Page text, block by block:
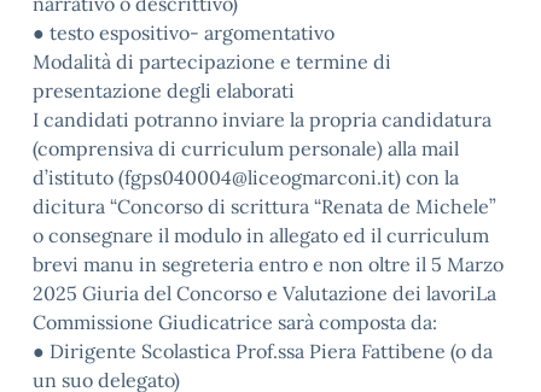
● testo espositivo- argomentativo
Modalità di partecipazione e termine di
presentazione degli elaborati
I candidati potranno inviare la propria candidatura
(comprensiva di curriculum personale) alla mail
d’istituto (fgps040004@liceogmarconi.it) con la
dicitura “Concorso di scrittura “Renata de Michele”
o consegnare il modulo in allegato ed il curriculum
brevi manu in segreteria entro e non oltre il 5 Marzo
2025 Giuria del Concorso e Valutazione dei lavoriLa
Commissione Giudicatrice sarà composta da:
● Dirigente Scolastica Prof.ssa Piera Fattibene (o da
un suo delegato)